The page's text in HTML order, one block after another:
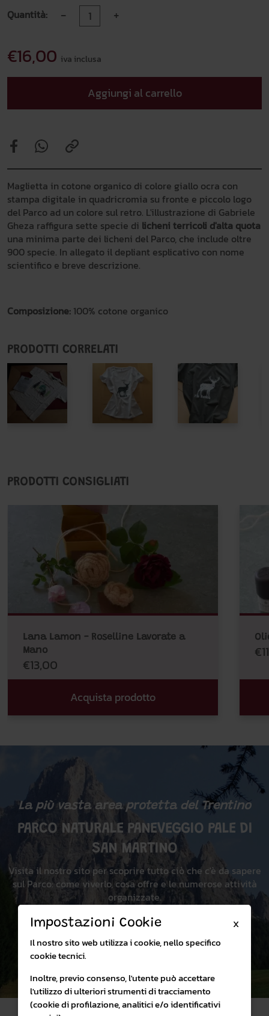
Quantità: - +
€16,00 iva inclusa
Aggiungi al carrello
Maglietta in cotone organico di colore giallo ocra con
stampa digitale in quadricromia su fronte e piccolo logo
del Parco ad un colore sul retro. L'illustrazione di Gabriele
Gheza raffigura sette specie di licheni terricoli d'alta quota
una minima parte dei licheni del Parco, che include oltre
900 specie. In allegato il depliant esplicativo con nome
scientifico e breve descrizione.
Composizione: 100% cotone organico
PRODOTTI CORRELATI
PRODOTTI CONSIGLIATI
Lana Lamon - Roselline Lavorate a
Mano
€13,00
Acquista prodotto
La più vasta area protetta del Trentino
PARCO NATURALE PANEVEGGIO PALE DI
SAN MARTINO
Visita il nostro sito per scoprire tutto ciò che c'è da sapere
sul Parco: come viverlo, cosa offre e le numerose attività
organizzate.
Visita il sito X
Impostazioni Cookie
Il nostro sito web utilizza i cookie, nello specifico
cookie tecnici.
Inoltre, previo consenso, l'utente può accettare
l'utilizzo di ulteriori strumenti di tracciamento
(cookie di profilazione, analitici e/o identificativi